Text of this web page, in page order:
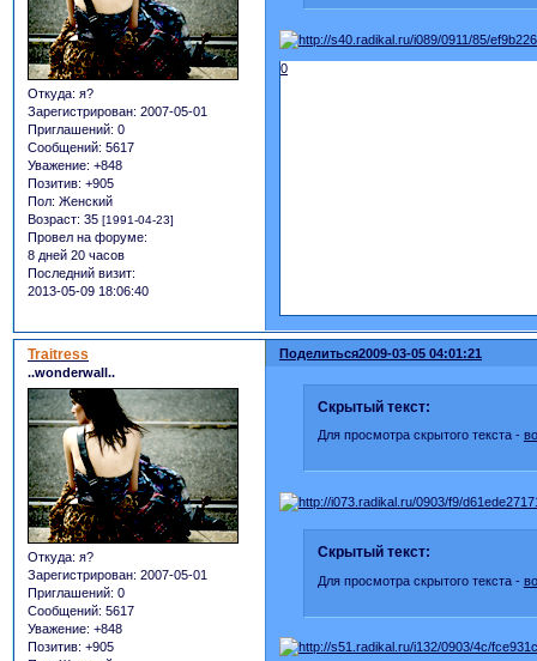
Откуда: я?
Зарегистрирован: 2007-05-01
Приглашений: 0
Сообщений: 5617
Уважение: +848
Позитив: +905
Пол: Женский
Возраст: 35 [1991-04-23]
Провел на форуме:
8 дней 20 часов
Последний визит:
2013-05-09 18:06:40
0
Поделиться2009-03-05 04:01:21
Traitress
..wonderwall..
Откуда: я?
Зарегистрирован: 2007-05-01
Приглашений: 0
Сообщений: 5617
Уважение: +848
Позитив: +905
Скрытый текст:
Для просмотра скрытого текста -
Скрытый текст:
Для просмотра скрытого текста -